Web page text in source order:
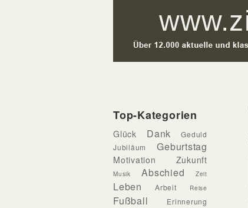
Top-Kategorien
Glück Dank
Geduld
Jubiläum
Geburtstag
Motivation Zukunft
Musik Abschied Zeit
Leben Arbeit Reise
Fußball Erinnerung